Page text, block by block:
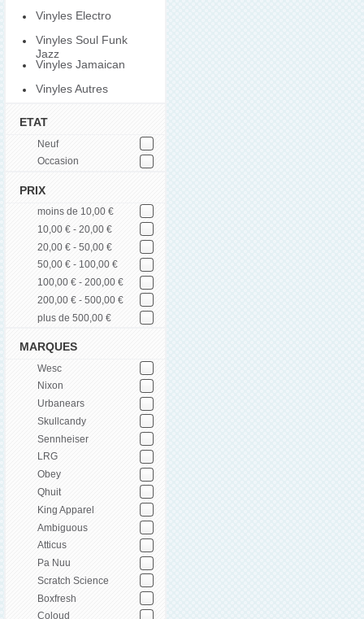
Vinyles Electro
Vinyles Soul Funk
Jazz
Vinyles Jamaican
Vinyles Autres
ETAT
Neuf
Occasion
PRIX
moins de 10,00 €
10,00 € - 20,00 €
20,00 € - 50,00 €
50,00 € - 100,00 €
100,00 € - 200,00 €
200,00 € - 500,00 €
plus de 500,00 €
MARQUES
Wesc
Nixon
Urbanears
Skullcandy
Sennheiser
LRG
Obey
Qhuit
King Apparel
Ambiguous
Atticus
Pa Nuu
Scratch Science
Boxfresh
Coloud